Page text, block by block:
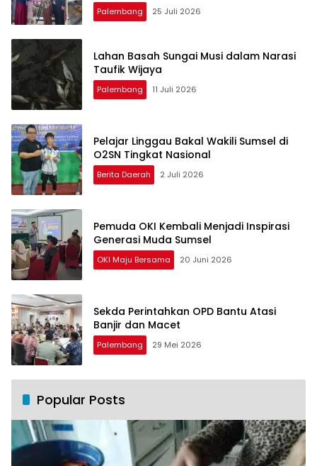
Palembang 25 Juli 2026
Lahan Basah Sungai Musi dalam Narasi
Taufik Wijaya
Palembang 11 Juli 2026
Pelajar Linggau Bakal Wakili Sumsel di
O2SN Tingkat Nasional
Berita Daerah 2 Juli 2026
Pemuda OKI Kembali Menjadi Inspirasi
Generasi Muda Sumsel
OKI Maju Bersama 20 Juni 2026
Sekda Perintahkan OPD Bantu Atasi
Banjir dan Macet
Palembang 29 Mei 2026
Popular Posts